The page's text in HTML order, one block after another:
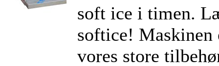
soft ice i timen.
softice! Maskinen
vores store